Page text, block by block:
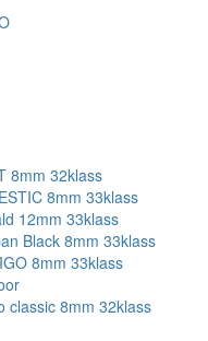
8mm 32klass
8mm 33klass
12mm 33klass
Black 8mm 33klass
8mm 33klass
classic 8mm 32klass